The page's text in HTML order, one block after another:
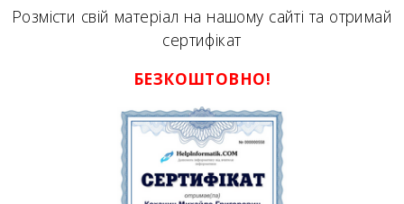
Розмісти свій матеріал на нашому сайті та отримай
сертифікат
БЕЗКОШТОВНО!